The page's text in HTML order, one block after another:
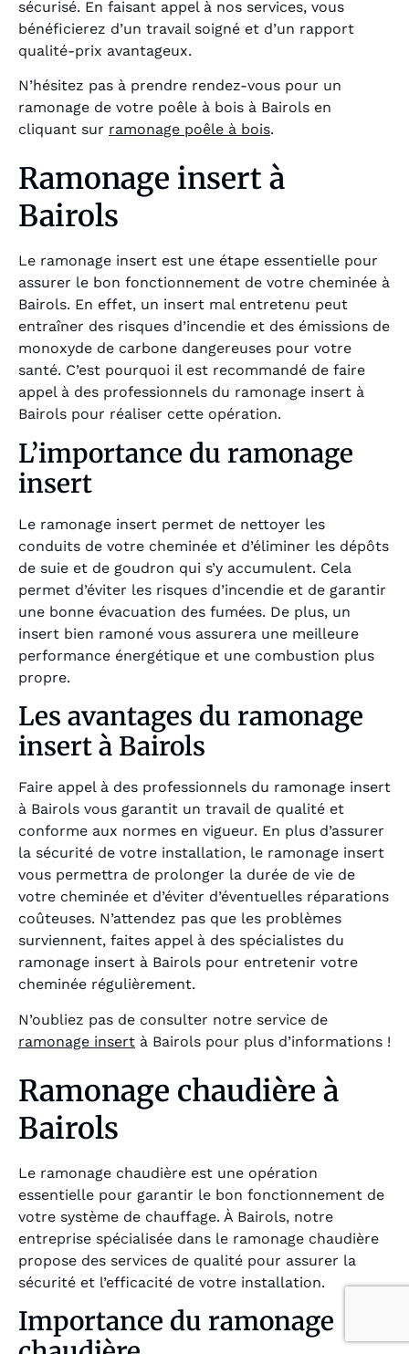
sécurisé. En faisant appel à nos services, vous
bénéficierez d’un travail soigné et d’un rapport
qualité-prix avantageux.
N’hésitez pas à prendre rendez-vous pour un
ramonage de votre poêle à bois à Bairols en
cliquant sur ramonage poêle à bois.
Ramonage insert à
Bairols
Le ramonage insert est une étape essentielle pour
assurer le bon fonctionnement de votre cheminée à
Bairols. En effet, un insert mal entretenu peut
entraîner des risques d’incendie et des émissions de
monoxyde de carbone dangereuses pour votre
santé. C’est pourquoi il est recommandé de faire
appel à des professionnels du ramonage insert à
Bairols pour réaliser cette opération.
L’importance du ramonage
insert
Le ramonage insert permet de nettoyer les
conduits de votre cheminée et d’éliminer les dépôts
de suie et de goudron qui s’y accumulent. Cela
permet d’éviter les risques d’incendie et de garantir
une bonne évacuation des fumées. De plus, un
insert bien ramoné vous assurera une meilleure
performance énergétique et une combustion plus
propre.
Les avantages du ramonage
insert à Bairols
Faire appel à des professionnels du ramonage insert
à Bairols vous garantit un travail de qualité et
conforme aux normes en vigueur. En plus d’assurer
la sécurité de votre installation, le ramonage insert
vous permettra de prolonger la durée de vie de
votre cheminée et d’éviter d’éventuelles réparations
coûteuses. N’attendez pas que les problèmes
surviennent, faites appel à des spécialistes du
ramonage insert à Bairols pour entretenir votre
cheminée régulièrement.
N’oubliez pas de consulter notre service de
ramonage insert à Bairols pour plus d’informations !
Ramonage chaudière à
Bairols
Le ramonage chaudière est une opération
essentielle pour garantir le bon fonctionnement de
votre système de chauffage. À Bairols, notre
entreprise spécialisée dans le ramonage chaudière
propose des services de qualité pour assurer la
sécurité et l’efficacité de votre installation.
Importance du ramonage